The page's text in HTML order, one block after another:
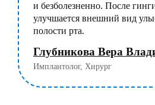
и безболезненно. После
улучшается внешний вид
полости рта.
Глубникова Вера
Имплантолог, Хирург